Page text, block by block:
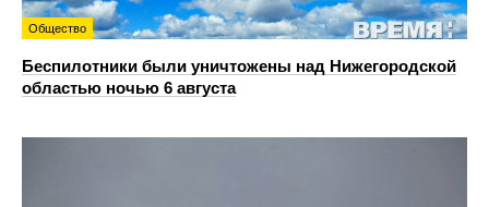
Общество
Беспилотники были уничтожены над Нижегородской
областью ночью 6 августа